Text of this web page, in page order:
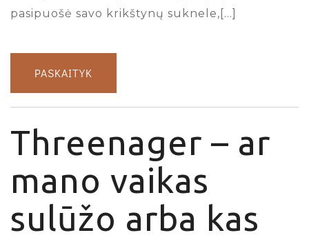
pasipuošė savo krikštynų suknele,[…]
PASKAITYK
Threenager – ar
mano vaikas
sulūžo arba kas